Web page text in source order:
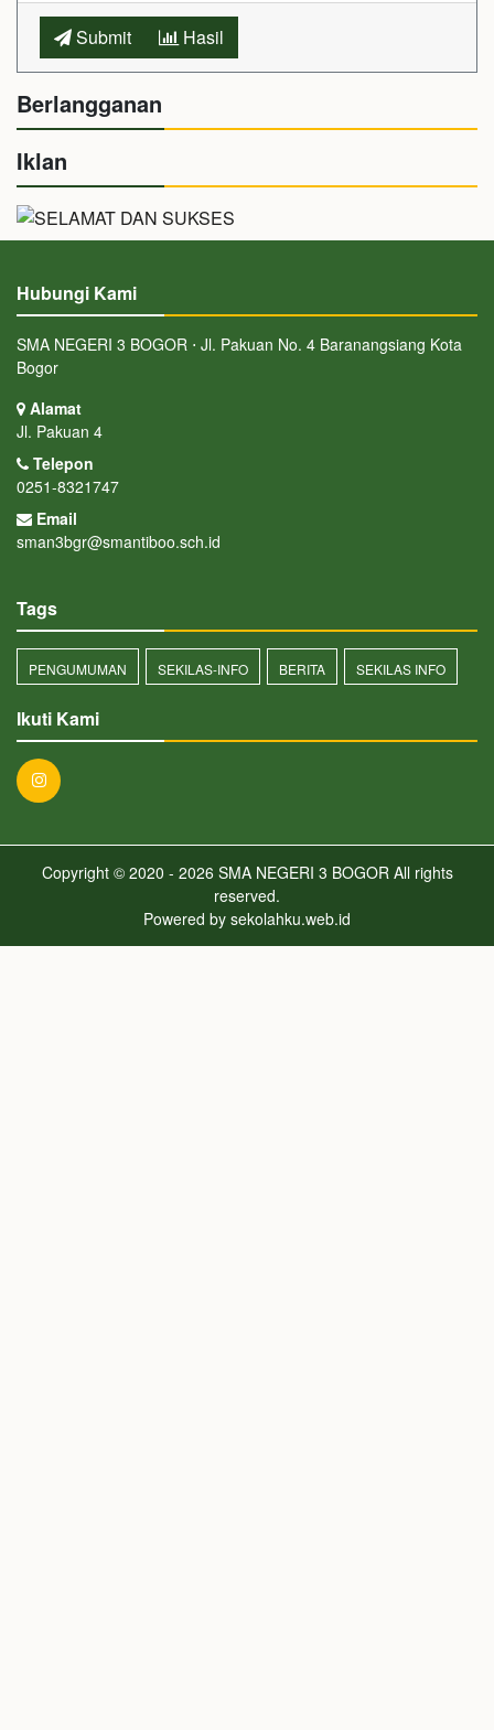
Submit Hasil
Berlangganan
Iklan
Hubungi Kami
SMA NEGERI 3 BOGOR ⋅ Jl. Pakuan No. 4 Baranangsiang Kota
Bogor
Alamat
Jl. Pakuan 4
Telepon
0251-8321747
Email
sman3bgr@smantiboo.sch.id
Tags
PENGUMUMAN SEKILAS-INFO BERITA SEKILAS INFO
Ikuti Kami
Copyright © 2020 - 2026 SMA NEGERI 3 BOGOR All rights
reserved.
Powered by sekolahku.web.id